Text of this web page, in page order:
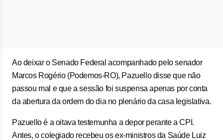
Ao deixar o Senado Federal acompanhado pelo senador
Marcos Rogério (Podemos-RO), Pazuello disse que não
passou mal e que a sessão foi suspensa apenas por conta
da abertura da ordem do dia no plenário da casa legislativa.
Pazuello é a oitava testemunha a depor perante a CPI.
Antes, o colegiado recebeu os ex-ministros da Saúde Luiz